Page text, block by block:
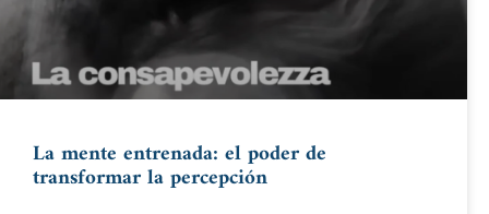
La mente entrenada: el poder de
transformar la percepción